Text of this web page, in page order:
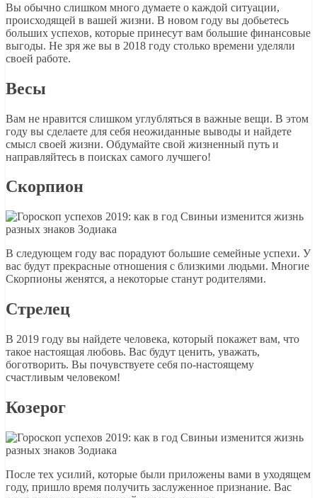
Вы обычно слишком много думаете о каждой ситуации,
происходящей в вашей жизни. В новом году вы добьетесь
больших успехов, которые принесут вам большие финансовые
выгоды. Не зря же вы в 2018 году столько времени уделяли
своей работе.
Весы
Вам не нравится слишком углубляться в важные вещи. В этом
году вы сделаете для себя неожиданные выводы и найдете
смысл своей жизни. Обдумайте свой жизненный путь и
направляйтесь в поисках самого лучшего!
Скорпион
В следующем году вас порадуют большие семейные успехи. У
вас будут прекрасные отношения с близкими людьми. Многие
Скорпионы женятся, а некоторые станут родителями.
Стрелец
В 2019 году вы найдете человека, который покажет вам, что
такое настоящая любовь. Вас будут ценить, уважать,
боготворить. Вы почувствуете себя по-настоящему
счастливым человеком!
Козерог
После тех усилий, которые были приложены вами в уходящем
году, пришло время получить заслуженное признание. Вас